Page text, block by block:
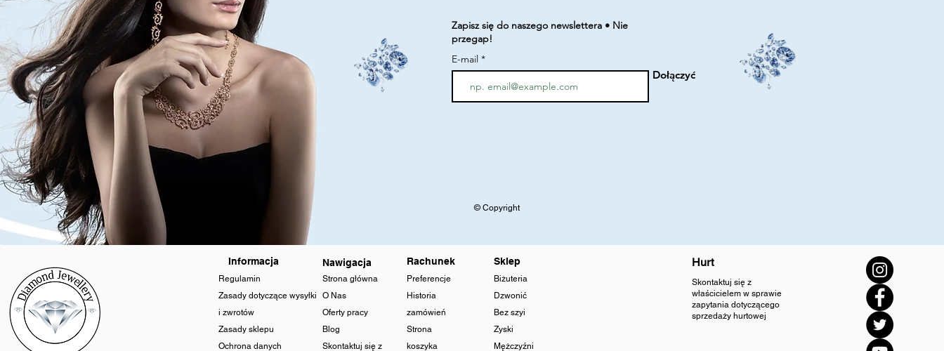
Zapisz się do naszego newslettera • Nie
przegap!
E-mail
Dołączyć
© Copyright
Informacja
Regulamin
Zasady dotyczące wysyłki
i zwrotów
Zasady sklepu
Ochrona danych
Nawigacja
Strona główna
O Nas
Oferty pracy
Blog
Skontaktuj się z
Rachunek
Preferencje
Historia
zamówień
Strona
koszyka
Sklep
Biżuteria
Dzwonić
Bez szyi
Zyski
Mężczyźni
Hurt
Skontaktuj się z
właścicielem w sprawie
zapytania dotyczącego
sprzedaży hurtowej